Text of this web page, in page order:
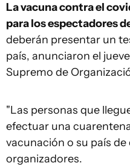
La vacuna contra el
para los espectadores
deberán presentar un
país, anunciaron el
Supremo de
"Las personas que
efectuar una
vacunación o su país
organizadores.